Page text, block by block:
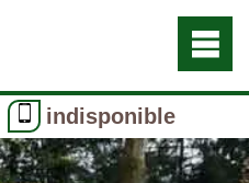
indisponible